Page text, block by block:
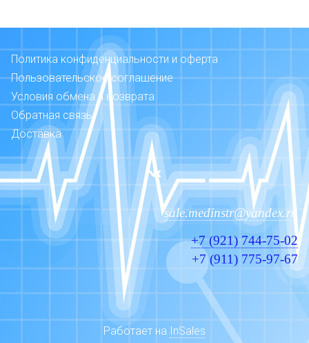
Политика конфиденциальности и оферта
Пользовательское соглашение
Условия обмена и возврата
Обратная связь
Доставка
sale.medinstr@yandex.ru
+7 (921) 744-75-02
+7 (911) 775-97-67
Работает на InSales